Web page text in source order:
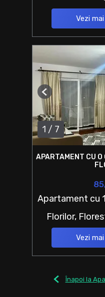
Vezi
1 / 7
Previous
APARTAMENT CU O
Apartament cu
Florilor,
Vezi
Înapoi la